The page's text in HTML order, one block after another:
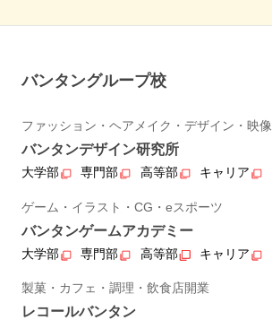
バンタングループ校
ファッション・ヘアメイク・デザイン・映像
バンタンデザイン研究所
大学部 専門部 高等部 キャリア
ゲーム・イラスト・CG・eスポーツ
バンタンゲームアカデミー
大学部 専門部 高等部 キャリア
製菓・カフェ・調理・飲食店開業
レコールバンタン